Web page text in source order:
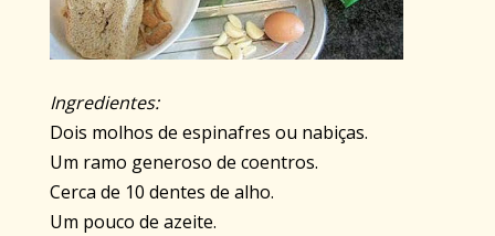
Ingredientes:
Dois molhos de espinafres ou nabiças.
Um ramo generoso de coentros.
Cerca de 10 dentes de alho.
Um pouco de azeite.